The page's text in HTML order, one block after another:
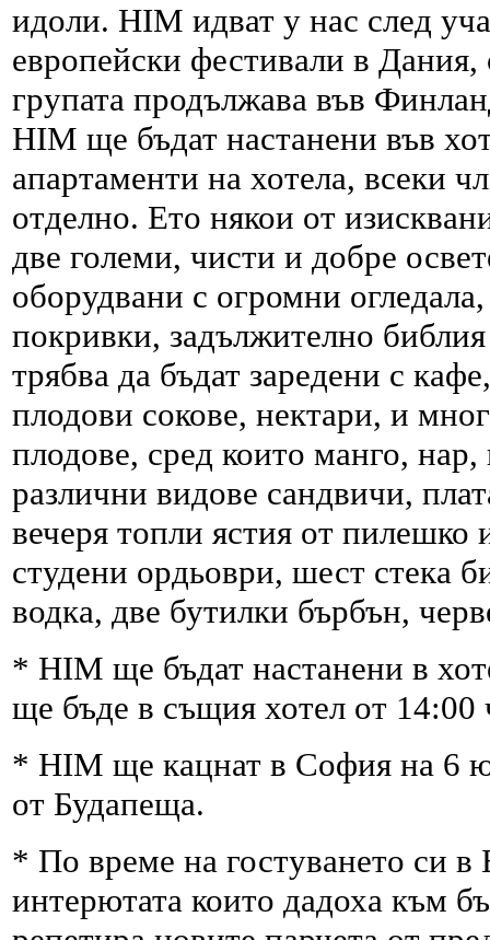
идоли. HIM идват у нас след
европейски фестивали в Дания,
групата продължава във
HIM ще бъдат настанени във
апартаменти на хотела, всеки
отделно. Ето някои от
две големи, чисти и добре
оборудвани с огромни
покривки, задължително
трябва да бъдат заредени с
плодови сокове, нектари, и
плодове, сред които манго,
различни видове сандвичи,
вечеря топли ястия от
студени ордьоври, шест стека
водка, две бутилки бърбън,
* HIM ще бъдат настанени в
ще бъде в същия хотел от 14:00
* HIM ще кацнат в София на 6
от Будапеща.
* По време на гостуването си в
интерютата които дадоха към